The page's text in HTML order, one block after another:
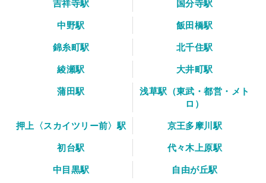
吉祥寺駅
国分寺駅
中野駅
飯田橋駅
錦糸町駅
北千住駅
綾瀬駅
大井町駅
蒲田駅
浅草駅（東武・都営・メト
ロ）
押上〈スカイツリー前〉駅
京王多摩川駅
初台駅
代々木上原駅
中目黒駅
自由が丘駅